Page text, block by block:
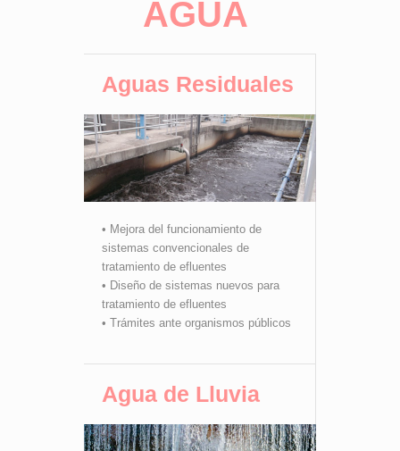
AGUA
Aguas Residuales
• Mejora del funcionamiento de
sistemas convencionales de
tratamiento de efluentes
• Diseño de sistemas nuevos para
tratamiento de efluentes
• Trámites ante organismos públicos
Agua de Lluvia